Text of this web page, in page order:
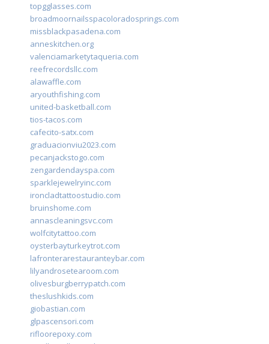
topgglasses.com
broadmoornailsspacoloradosprings.com
missblackpasadena.com
anneskitchen.org
valenciamarketytaqueria.com
reefrecordsllc.com
alawaffle.com
aryouthfishing.com
united-basketball.com
tios-tacos.com
cafecito-satx.com
graduacionviu2023.com
pecanjackstogo.com
zengardendayspa.com
sparklejewelryinc.com
ironcladtattoostudio.com
bruinshome.com
annascleaningsvc.com
wolfcitytattoo.com
oysterbayturkeytrot.com
lafronterarestauranteybar.com
lilyandrosetearoom.com
olivesburgberrypatch.com
theslushkids.com
giobastian.com
glpascensori.com
rifloorepoxy.com